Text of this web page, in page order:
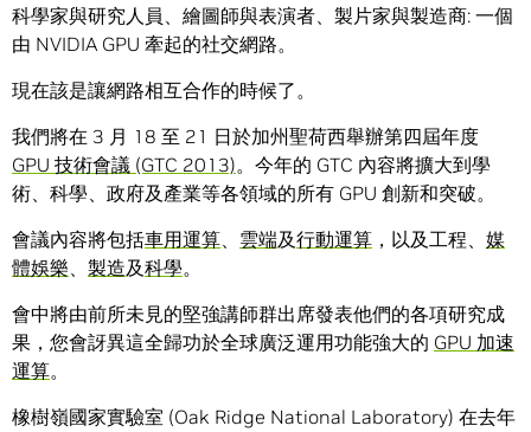
科學家與研究人員、繪圖師與表演者、製片家與製造商: 一個
由 NVIDIA GPU 牽起的社交網路。
現在該是讓網路相互合作的時候了。
我們將在 3 月 18 至 21 日於加州聖荷西舉辦第四屆年度
GPU 技術會議 (GTC 2013)。今年的 GTC 內容將擴大到學
術、科學、政府及產業等各領域的所有 GPU 創新和突破。
會議內容將包括車用運算、 雲端及行動運算 ，以及工程、 媒
體娛樂、 製造及科學。
會中將由前所未見的堅強講師群出席發表他們的各項研究成
果，您會訝異這全歸功於全球廣泛運用功能強大的 GPU 加速
運算。
橡樹嶺國家實驗室 (Oak Ridge National Laboratory) 在去年